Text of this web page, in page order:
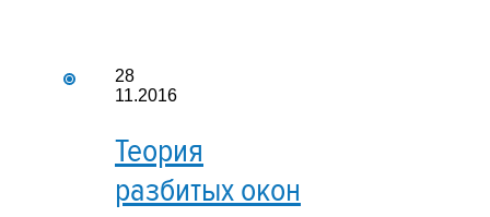
28
11.2016
Теория
разбитых окон